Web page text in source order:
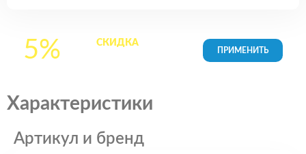
5% СКИДКАна все
Характеристики
Артикул и бренд